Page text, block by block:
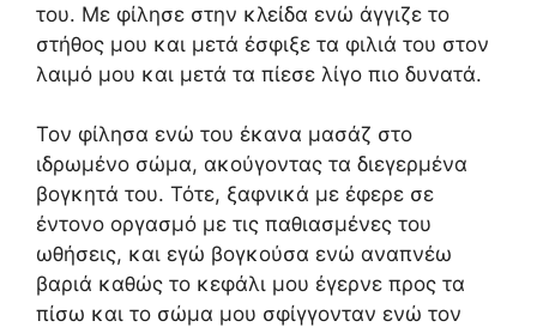
του. Με φίλησε στην κλείδα ενώ άγγιζε το
στήθος μου και μετά έσφιξε τα φιλιά του στον
λαιμό μου και μετά τα πίεσε λίγο πιο δυνατά.
Τον φίλησα ενώ του έκανα μασάζ στο
ιδρωμένο σώμα, ακούγοντας τα διεγερμένα
βογκητά του. Τότε, ξαφνικά με έφερε σε
έντονο οργασμό με τις παθιασμένες του
ωθήσεις, και εγώ βογκούσα ενώ αναπνέω
βαριά καθώς το κεφάλι μου έγερνε προς τα
πίσω και το σώμα μου σφίγγονταν ενώ τον